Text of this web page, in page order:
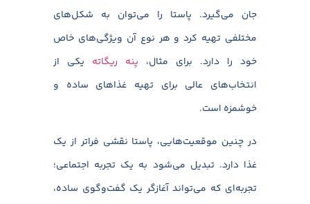
جان می‌گیرد. پاستا را می‌توان به شکل‌های
مختلفی تهیه کرد و هر نوع آن ویژگی‌های خاص
خود را دارد. برای مثال، پنه ریگاته یکی از
انتخاب‌های عالی برای تهیه غذاهای ساده و
خوشمزه است.
در چنین موقعیت‌هایی، پاستا نقشی فراتر از یک
غذا دارد. تبدیل می‌شود به یک تجربه اجتماعی؛
تجربه‌ای که می‌تواند آغازگر یک گفت‌وگوی ساده،